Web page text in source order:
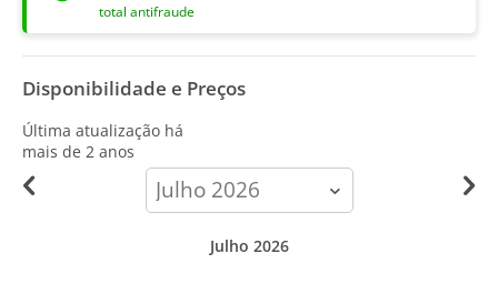
total antifraude
Disponibilidade e Preços
Última atualização há
mais de 2 anos
calendar-
month
Julho 2026